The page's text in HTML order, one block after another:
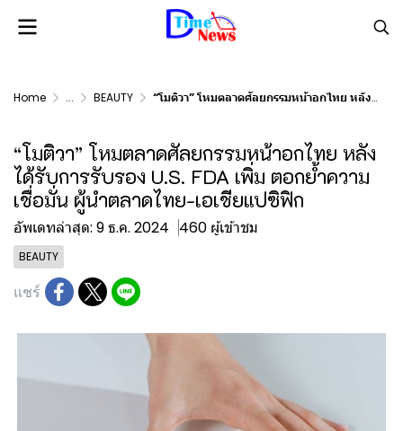
Home ... BEAUTY “โมติวา” โหมตลาดศัลยกรรมหน้าอกไทย หลังได้รับการรับรอง U.S. FDA เพิ่ม ตอกย้ำความเชื่อมั่น ผู้นำตลาดไทย-เอเชียแปซิฟิก
“โมติวา” โหมตลาดศัลยกรรมหน้าอกไทย หลัง
ได้รับการรับรอง U.S. FDA เพิ่ม ตอกย้ำความ
เชื่อมั่น ผู้นำตลาดไทย-เอเชียแปซิฟิก
อัพเดทล่าสุด: 9 ธ.ค. 2024 460 ผู้เข้าชม
BEAUTY
แชร์